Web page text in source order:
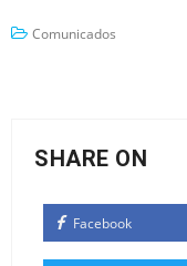
Comunicados
SHARE ON
Facebook